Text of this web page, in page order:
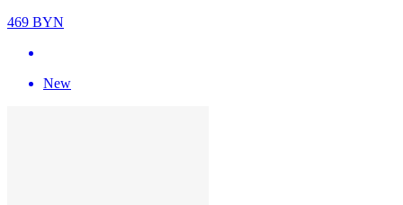
469 BYN
New